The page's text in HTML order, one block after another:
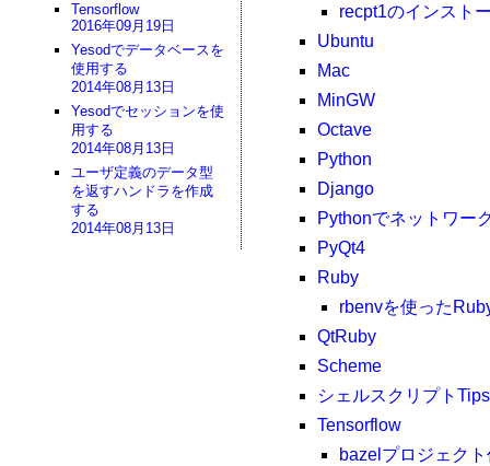
Tensorflow
2016年09月19日
Yesodでデータベースを
使用する
2014年08月13日
Yesodでセッションを使
用する
2014年08月13日
ユーザ定義のデータ型
を返すハンドラを作成
する
2014年08月13日
recpt1のインスト
Ubuntu
Mac
MinGW
Octave
Python
Django
Pythonでネットワー
PyQt4
Ruby
rbenvを使った
QtRuby
Scheme
シェルスクリプトTips
Tensorflow
bazelプロジェク